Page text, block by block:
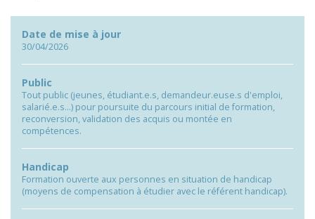
Date de mise à jour
30/04/2026
Public
Tout public (jeunes, étudiant.e.s, demandeur.euse.s d'emploi,
salarié.e.s…) pour poursuite du parcours initial de formation,
reconversion, validation des acquis ou montée en
compétences.
Handicap
Formation ouverte aux personnes en situation de handicap
(moyens de compensation à étudier avec le référent handicap).